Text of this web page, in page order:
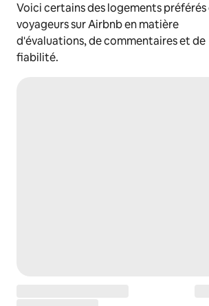
Voici certains des logements préférés
voyageurs sur Airbnb en matière
d'évaluations, de commentaires et de
fiabilité.